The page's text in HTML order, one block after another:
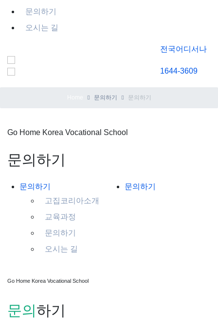
문의하기
오시는 길
전국어디서나
1644-3609
문의하기 문의하기
Go Home Korea Vocational School
문의하기
문의하기
고집코리아소개
교육과정
문의하기
오시는 길
문의하기
Go Home Korea Vocational School
문의하기